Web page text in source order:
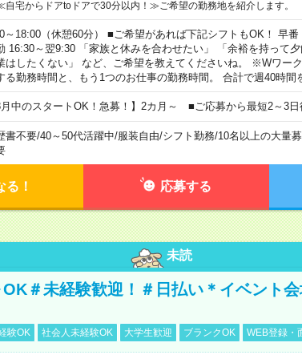
宅からドアtoドアで30分以内！≫ご希望の勤務地を紹介します。
～18:00（休憩60分） ■ご希望があれば下記シフトもOK！ 早
16:30～翌9:30 「家族と休みを合わせたい」 「余裕を持って
はしたくない」 など、ご希望を教えてくださいね。 ※Wワー
る勤務時間と、もう1つのお仕事の勤務時間。 合計で週40時間
中のスタートOK！急募！】2カ月～ ■ご応募から最短2～3日
書不要/40～50代活躍中/服装自由/シフト勤務/10名以上の大量
る！ 応募する
未読
＃未経験歓迎！＃日払い＊イベント
験OK 社会人未経験OK 大学生歓迎 ブランクOK WEB登録・